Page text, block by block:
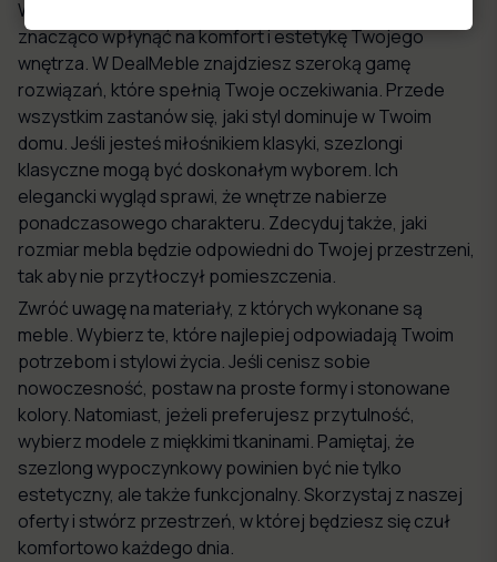
Wybór idealnego szezlonga wypoczynkowego może
znacząco wpłynąć na komfort i estetykę Twojego
wnętrza. W DealMeble znajdziesz szeroką gamę
rozwiązań, które spełnią Twoje oczekiwania. Przede
wszystkim zastanów się, jaki styl dominuje w Twoim
domu. Jeśli jesteś miłośnikiem klasyki, szezlongi
klasyczne mogą być doskonałym wyborem. Ich
elegancki wygląd sprawi, że wnętrze nabierze
ponadczasowego charakteru. Zdecyduj także, jaki
rozmiar mebla będzie odpowiedni do Twojej przestrzeni,
tak aby nie przytłoczył pomieszczenia.
Zwróć uwagę na materiały, z których wykonane są
meble. Wybierz te, które najlepiej odpowiadają Twoim
potrzebom i stylowi życia. Jeśli cenisz sobie
nowoczesność, postaw na proste formy i stonowane
kolory. Natomiast, jeżeli preferujesz przytulność,
wybierz modele z miękkimi tkaninami. Pamiętaj, że
szezlong wypoczynkowy powinien być nie tylko
estetyczny, ale także funkcjonalny. Skorzystaj z naszej
oferty i stwórz przestrzeń, w której będziesz się czuł
komfortowo każdego dnia.